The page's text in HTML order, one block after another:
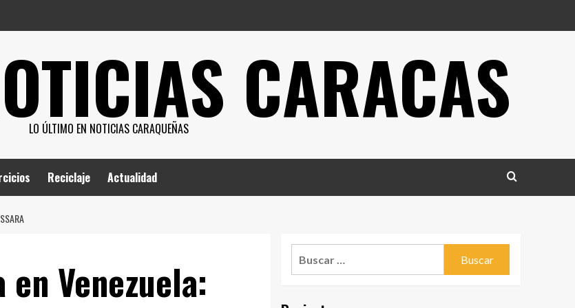
CARACAS
LO ÚLTIMO EN NOTICIAS CARAQUEÑAS
Reciclaje Actualidad
Venezuela: